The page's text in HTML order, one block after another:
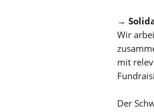
→
Wir
mit
Der